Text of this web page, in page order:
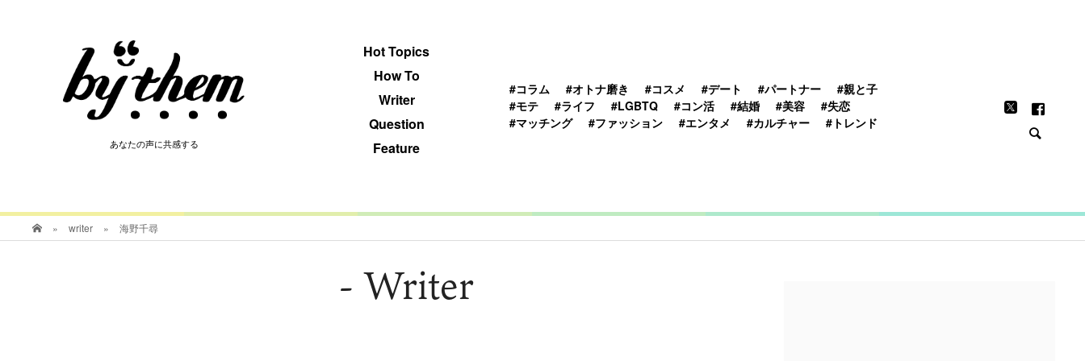
あなたの声に共感する
Hot Topics
How To
Writer
Question
Feature
#コラム #オトナ磨き #コスメ #デート #パートナー
#親と子
#モテ
#ライフ #LGBTQ #コン活 #結婚 #美容
#失恋
#マッチング
#ファッション #エンタメ #カルチャー #トレンド
あなたの声に共感する
» writer » 海野千尋
- Writer